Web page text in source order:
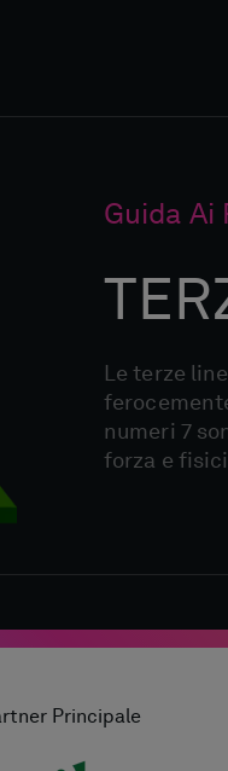
Guida Ai
Le terze
numeri 7
forza e
Principale